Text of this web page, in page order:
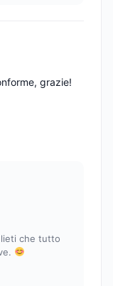
grazie!
che tutto